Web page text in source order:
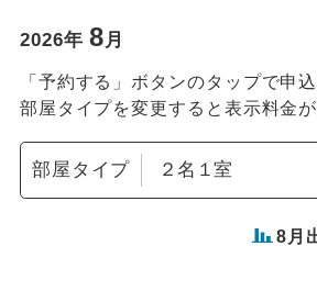
2026年 8月
「予約する」ボタンのタップで申
部屋タイプを変更すると表示料金が
部屋タイプ
8 月